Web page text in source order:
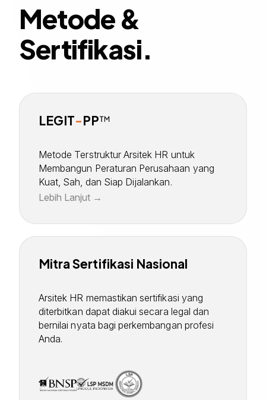
Metode &
Sertifikasi.
LEGIT-PP™
Metode Terstruktur Arsitek HR untuk
Membangun Peraturan Perusahaan yang
Kuat, Sah, dan Siap Dijalankan.
Lebih Lanjut
Mitra Sertifikasi Nasional
Arsitek HR memastikan sertifikasi yang
diterbitkan dapat diakui secara legal dan
bernilai nyata bagi perkembangan profesi
Anda.